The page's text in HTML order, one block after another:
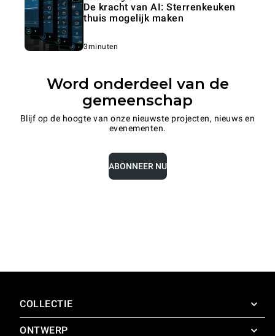
De kracht van AI: Sterrenkeuken
thuis mogelijk maken
3minuten
Word onderdeel van de
gemeenschap
Blijf op de hoogte van onze nieuwste projecten, nieuws en
evenementen.
ABONNEER NU
COLLECTIE
SuperOven
ONTWERP